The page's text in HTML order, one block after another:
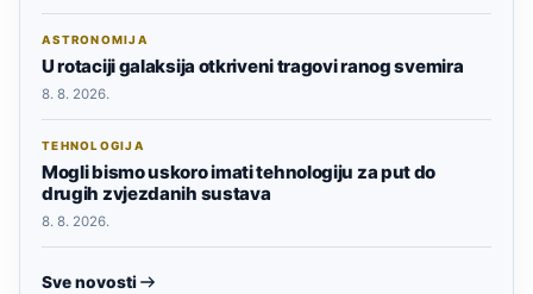
ASTRONOMIJA
U rotaciji galaksija otkriveni tragovi ranog svemira
8. 8. 2026.
TEHNOLOGIJA
Mogli bismo uskoro imati tehnologiju za put do
drugih zvjezdanih sustava
8. 8. 2026.
Sve novosti